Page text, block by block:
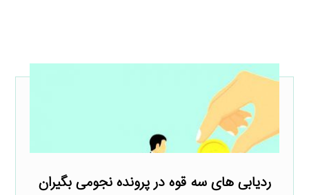
ردیابی های سه قوه در پرونده نجومی بگیران